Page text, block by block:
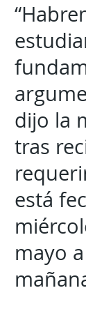
dijo la
tras
está
mayo